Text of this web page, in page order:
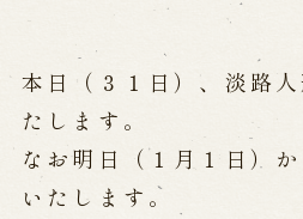
公演情報
公演カレンダー
開催
近日開催の公演
本日（３１日）、淡路
たします。
なお明日（１月１日）
いたします。